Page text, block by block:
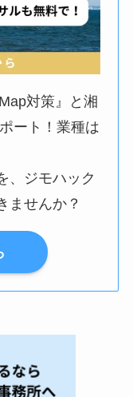
対策』と湘
ート！業種は
、ジモハック
ませんか？